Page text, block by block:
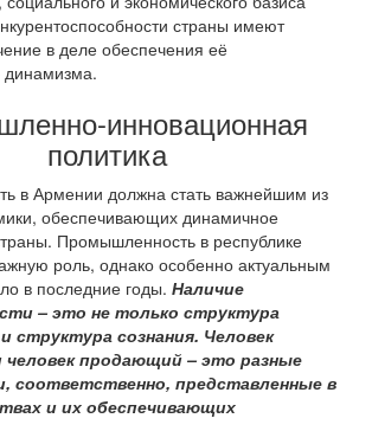
страны имеют
в деле обеспечения её
динамизма.
инновационная
политика
в Армении должна стать важнейшим из
обеспечивающих динамичное
Промышленность в республике
роль, однако особенно актуальным
в последние годы. Наличие
– это не только структура
структура сознания. Человек
продающий – это разные
соответственно, представленные в
и их обеспечивающих